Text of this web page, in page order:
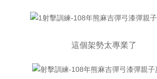
這個架勢太專業了